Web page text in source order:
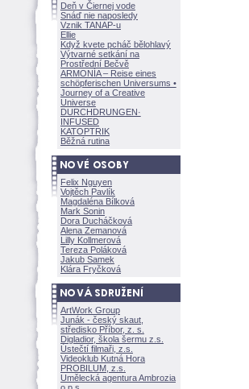
Deň v Čiernej vode
Snáď nie naposledy
Vznik TANAP-u
Ellie
Když kvete pcháč bělohlavý
Výtvarné setkání na
Prostřední Bečvě
ARMONÍA – Reise eines
schöpferischen Universums •
Journey of a Creative
Universe
DURCHDRUNGEN·
INFUSED
KATOPTRIK
Běžná rutina
Felix Nguyen
Vojtěch Pavlík
Magdaléna Bílkov
Mark Sonin
Dora Ducháčkov
Alena Zemanov
Lilly Kollmerov
Tereza Polákov
Jakub Samek
Klára Fryčkov
ArtWork Group
Junák - český skaut,
středisko Příbor, z. s.
Digladior, škola šermu z.s.
Ústečtí filmaři, z.s.
Videoklub Kutná Hora
PROBILUM, z.s.
Umělecká agentura Ambrozia